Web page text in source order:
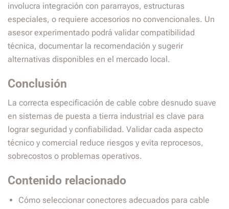
involucra integración con pararrayos, estructuras
especiales, o requiere accesorios no convencionales. Un
asesor experimentado podrá validar compatibilidad
técnica, documentar la recomendación y sugerir
alternativas disponibles en el mercado local.
Conclusión
La correcta especificación de cable cobre desnudo suave
en sistemas de puesta a tierra industrial es clave para
lograr seguridad y confiabilidad. Validar cada aspecto
técnico y comercial reduce riesgos y evita reprocesos,
sobrecostos o problemas operativos.
Contenido relacionado
Cómo seleccionar conectores adecuados para cable